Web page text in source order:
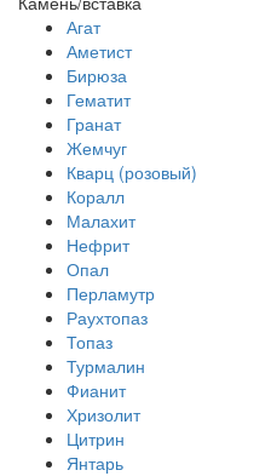
Агат
Аметист
Бирюза
Гематит
Гранат
Жемчуг
Кварц (розовый)
Коралл
Малахит
Нефрит
Опал
Перламутр
Раухтопаз
Топаз
Турмалин
Фианит
Хризолит
Цитрин
Янтарь